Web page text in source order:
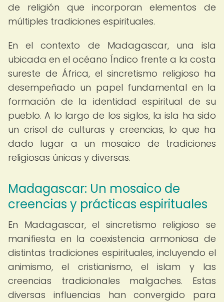
de religión que incorporan elementos de
múltiples tradiciones espirituales.
En el contexto de Madagascar, una isla
ubicada en el océano Índico frente a la costa
sureste de África, el sincretismo religioso ha
desempeñado un papel fundamental en la
formación de la identidad espiritual de su
pueblo. A lo largo de los siglos, la isla ha sido
un crisol de culturas y creencias, lo que ha
dado lugar a un mosaico de tradiciones
religiosas únicas y diversas.
Madagascar: Un mosaico de
creencias y prácticas espirituales
En Madagascar, el sincretismo religioso se
manifiesta en la coexistencia armoniosa de
distintas tradiciones espirituales, incluyendo el
animismo, el cristianismo, el islam y las
creencias tradicionales malgaches. Estas
diversas influencias han convergido para